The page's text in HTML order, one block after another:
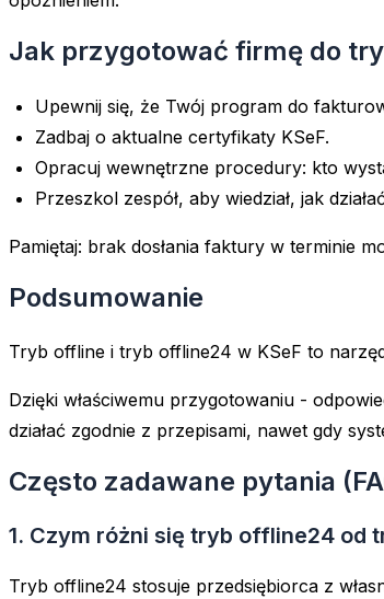
Jak przygotować firmę do
Upewnij się, że Twój program do
Zadbaj o aktualne certyfikaty KSeF.
Opracuj wewnętrzne procedury: kto
Przeszkol zespół, aby wiedział, jak
Pamiętaj: brak dosłania faktury w terminie
Podsumowanie
Tryb offline i tryb offline24 w KSeF to
Dzięki właściwemu przygotowaniu -
działać zgodnie z przepisami, nawet gdy
Często zadawane pytania
1. Czym różni się tryb offline24 od
Tryb offline24 stosuje przedsiębiorca z